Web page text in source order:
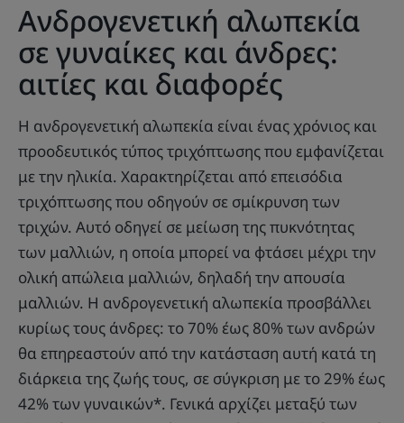
Ανδρογενετική αλωπεκία
σε γυναίκες και άνδρες:
αιτίες και διαφορές
Η ανδρογενετική αλωπεκία είναι ένας χρόνιος και
προοδευτικός τύπος τριχόπτωσης που εμφανίζεται
με την ηλικία. Χαρακτηρίζεται από επεισόδια
τριχόπτωσης που οδηγούν σε σμίκρυνση των
τριχών. Αυτό οδηγεί σε μείωση της πυκνότητας
των μαλλιών, η οποία μπορεί να φτάσει μέχρι την
ολική απώλεια μαλλιών, δηλαδή την απουσία
μαλλιών. Η ανδρογενετική αλωπεκία προσβάλλει
κυρίως τους άνδρες: το 70% έως 80% των ανδρών
θα επηρεαστούν από την κατάσταση αυτή κατά τη
διάρκεια της ζωής τους, σε σύγκριση με το 29% έως
42% των γυναικών*. Γενικά αρχίζει μεταξύ των